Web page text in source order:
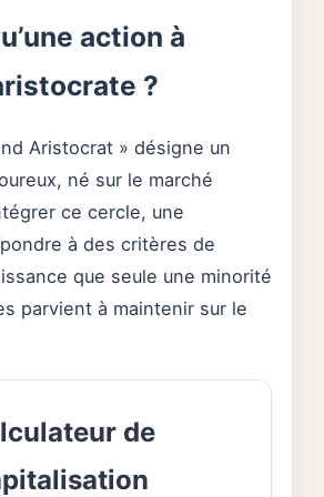
action à
?
Aristocrat » désigne un
né sur le marché
ce cercle, une
à des critères de
que seule une minorité
parvient à maintenir sur le
de